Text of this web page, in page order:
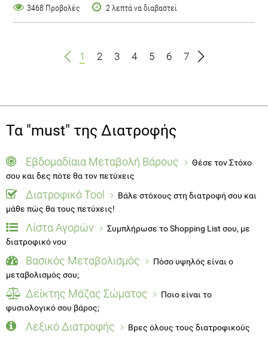
3468 Προβολές 2 λεπτά να διαβαστεί
1 2 3 4 5 6 7
Τα "must" της Διατροφής
Εβδομαδίαια Μεταβολή Βάρους
Θέσε τον Στόχο
σου και δες πότε θα τον πετύχεις
Διατροφικό Tool
Βάλε στόχους στη διατροφή σου και
μάθε πώς θα τους πετύχεις!
Λίστα Αγορών
Συμπλήρωσε το Shopping List σου, με
διατροφικό νου
Βασικός Μεταβολισμός
Πόσο υψηλός είναι ο
μεταβολισμός σου;
Δείκτης Μάζας Σώματος
Ποιο είναι το
φυσιολογικό σου βάρος;
Λεξικό Διατροφής
Βρες όλους τους διατροφικούς